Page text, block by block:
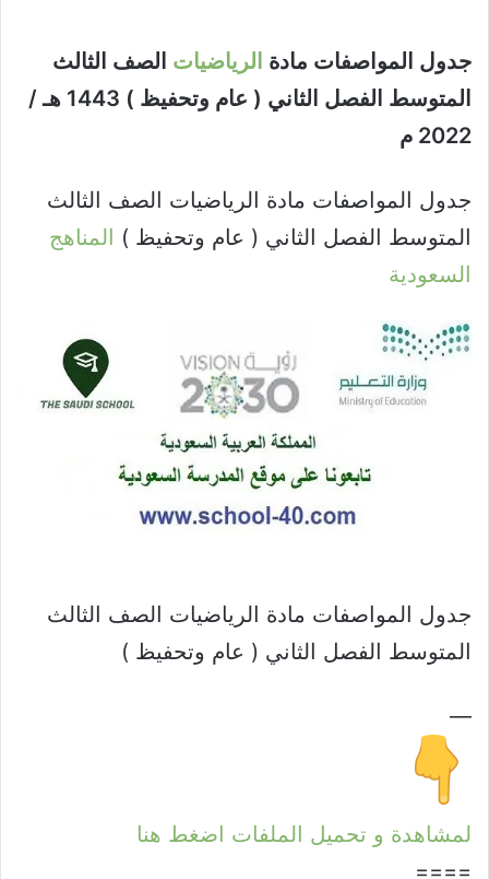
جدول المواصفات مادة الرياضيات الصف الثالث
المتوسط الفصل الثاني ( عام وتحفيظ ) 1443 هـ /
2022 م
جدول المواصفات مادة الرياضيات الصف الثالث
المتوسط الفصل الثاني ( عام وتحفيظ )
المناهج
السعودية
جدول المواصفات مادة الرياضيات الصف الثالث
المتوسط الفصل الثاني ( عام وتحفيظ )
—
لمشاهدة و تحميل الملفات اضغط هنا
====